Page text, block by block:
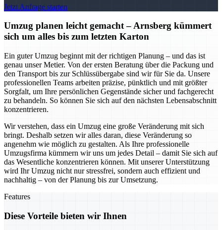
Jetzt Anfrage starten
Umzug planen leicht gemacht – Arnsberg kümmert
sich um alles bis zum letzten Karton
Ein guter Umzug beginnt mit der richtigen Planung – und das ist
genau unser Metier. Von der ersten Beratung über die Packung und
den Transport bis zur Schlüssübergabe sind wir für Sie da. Unsere
professionellen Teams arbeiten präzise, pünktlich und mit größter
Sorgfalt, um Ihre persönlichen Gegenstände sicher und fachgerecht
zu behandeln. So können Sie sich auf den nächsten Lebensabschnitt
konzentrieren.
Wir verstehen, dass ein Umzug eine große Veränderung mit sich
bringt. Deshalb setzen wir alles daran, diese Veränderung so
angenehm wie möglich zu gestalten. Als Ihre professionelle
Umzugsfirma kümmern wir uns um jedes Detail – damit Sie sich auf
das Wesentliche konzentrieren können. Mit unserer Unterstützung
wird Ihr Umzug nicht nur stressfrei, sondern auch effizient und
nachhaltig – von der Planung bis zur Umsetzung.
Features
Diese Vorteile bieten wir Ihnen